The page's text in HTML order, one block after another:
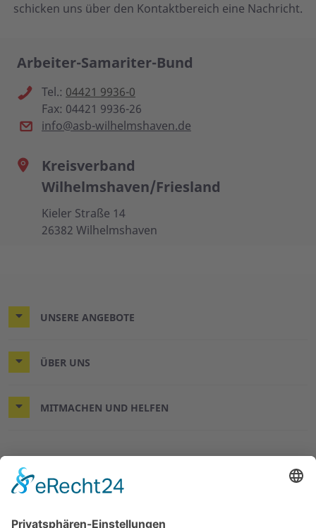
schicken uns über den Kontaktbereich eine Nachricht.
Arbeiter-Samariter-Bund
Tel.: 04421 9936-0
Fax: 04421 9936-26
info@asb-wilhelmshaven.de
Kreisverband
Wilhelmshaven/Friesland
Kieler Straße 14
26382 Wilhelmshaven
UNSERE ANGEBOTE
ÜBER UNS
MITMACHEN UND HELFEN